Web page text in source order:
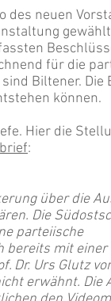
neuen
für die
Biltener. Die
können.
Hier die
:
über die
Die
parteiische
bereits mit einer
Dr. Urs Glutz
erwähnt. Die